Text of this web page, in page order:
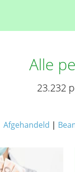
Alle
23.232
Afgehandeld |